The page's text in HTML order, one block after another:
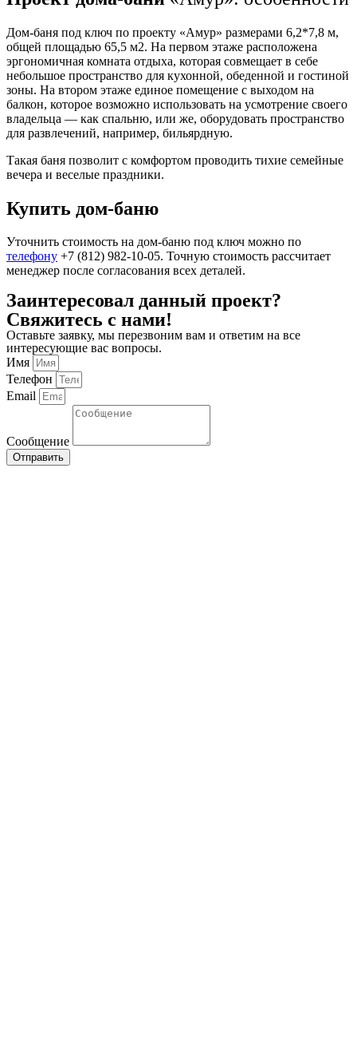
Дом-баня под ключ по проекту «Амур» размерами 6,2*7,8 м,
общей площадью 65,5 м2. На первом этаже расположена
эргономичная комната отдыха, которая совмещает в себе
небольшое пространство для кухонной, обеденной и гостиной
зоны. На втором этаже единое помещение с выходом на
балкон, которое возможно использовать на усмотрение своего
владельца — как спальню, или же, оборудовать пространство
для развлечений, например, бильярдную.
Такая баня позволит с комфортом проводить тихие семейные
вечера и веселые праздники.
Купить дом-баню
Уточнить стоимость на дом-баню под ключ можно по
телефону +7 (812) 982-10-05. Точную стоимость рассчитает
менеджер после согласования всех деталей.
Заинтересовал данный проект?
Свяжитесь с нами!
Оставьте заявку, мы перезвоним вам и ответим на все
интересующие вас вопросы.
Имя
Телефон
Email
Сообщение
Отправить